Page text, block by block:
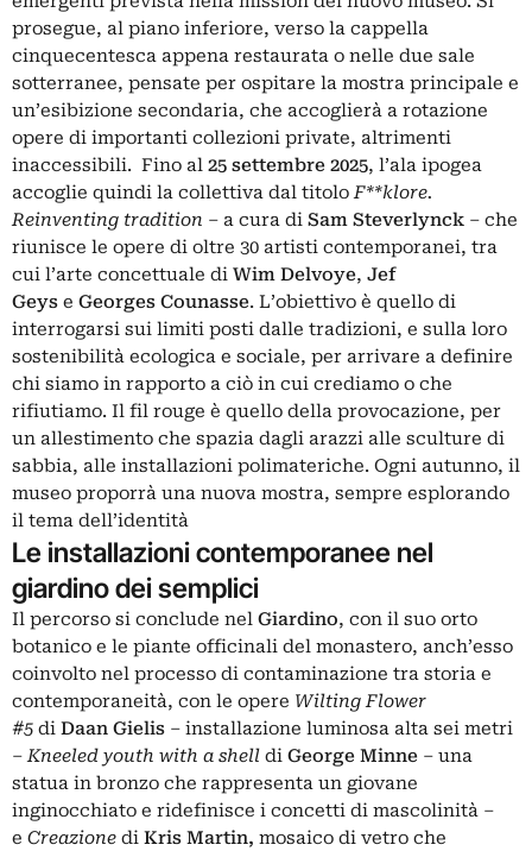
prosegue, al piano inferiore, verso la cappella
cinquecentesca appena restaurata o nelle due sale
sotterranee, pensate per ospitare la mostra principale e
un’esibizione secondaria, che accoglierà a rotazione
opere di importanti collezioni private, altrimenti
inaccessibili. Fino al 25 settembre 2025, l’ala ipogea
accoglie quindi la collettiva dal titoloF**klore.
Reinventing tradition – a cura di Sam Steverlynck – che
riunisce le opere di oltre 30 artisti contemporanei, tra
cui l’arte concettuale di Wim Delvoye, Jef
Geys e Georges Counasse. L’obiettivo è quello di
interrogarsi sui limiti posti dalle tradizioni, e sulla loro
sostenibilità ecologica e sociale, per arrivare a definire
chi siamo in rapporto a ciò in cui crediamo o che
rifiutiamo. Il fil rouge è quello della provocazione, per
un allestimento che spazia dagli arazzi alle sculture di
sabbia, alle installazioni polimateriche. Ogni autunno, il
museo proporrà una nuova mostra, sempre esplorando
il tema dell’identità
Le installazioni contemporanee nel
giardino dei semplici
Il percorso si conclude nel Giardino, con il suo orto
botanico e le piante officinali del monastero, anch’esso
coinvolto nel processo di contaminazione tra storia e
contemporaneità, con le opere Wilting Flower
#5 di Daan Gielis – installazione luminosa alta sei metri
–Kneeled youth with a shell di George Minne – una
statua in bronzo che rappresenta un giovane
inginocchiato e ridefinisce i concetti di mascolinità –
e Creazione di Kris Martin, mosaico di vetro che